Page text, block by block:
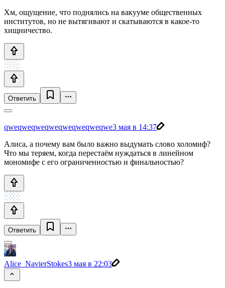
Хм, ощущение, что поднялись на вакууме общественных
институтов, но не вытягивают и скатываются в какое-то
хищничество.
Ответить
qweqweqweqweqweqweqweqwe3 мая в 14:37
Алиса, а почему вам было важно выдумать слово холомиф?
Что мы теряем, когда перестаём нуждаться в линейном
мономифе с его ограниченностью и финальностью?
Ответить
Alice_NavierStokes3 мая в 22:03